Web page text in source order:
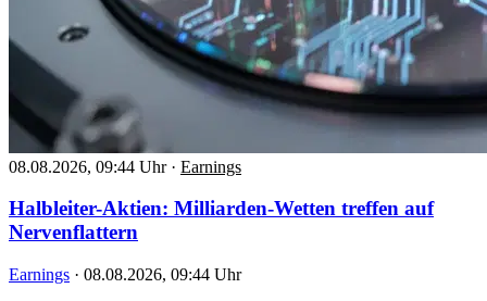
08.08.2026, 09:44 Uhr · Earnings
Halbleiter-Aktien: Milliarden-Wetten treffen auf
Nervenflattern
Earnings · 08.08.2026, 09:44 Uhr